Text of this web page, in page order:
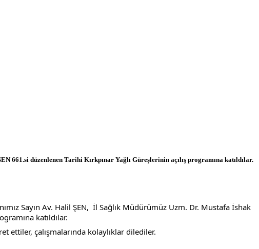
661.si düzenlenen Tarihi Kırkpınar Yağlı Güreşlerinin açılış programına katıldılar.
Sayın Av. Halil ŞEN,  İl Sağlık Müdürümüz Uzm. Dr. Mustafa İshak
katıldılar.
ettiler, çalışmalarında kolaylıklar dilediler.